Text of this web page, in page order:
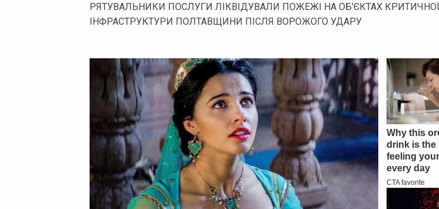
РЯТУВАЛЬНИКИ ПОСЛУГИ ЛІКВІДУВАЛИ ПОЖЕЖІ НА ОБ’ЄКТАХ КРИТИЧНОЇ
ІНФРАСТРУКТУРИ ПОЛТАВЩИНИ ПІСЛЯ ВОРОЖОГО УДАРУ